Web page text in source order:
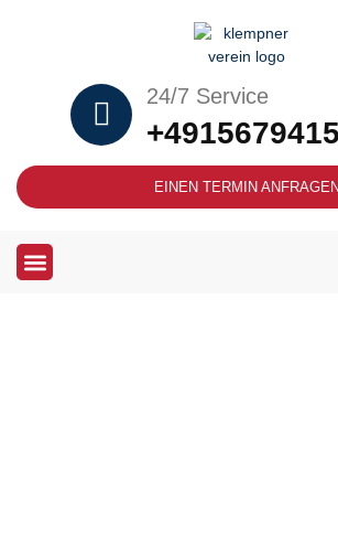
24/7 Service
EINEN TERMIN ANFRAGEN